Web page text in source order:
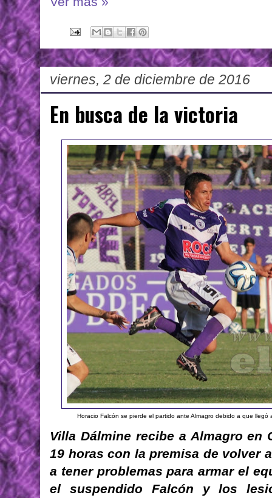
viernes, 2 de diciembre de 2016
En busca de la victoria
Horacio Falcón se pierde el partido ante Almagro debido a que
Villa Dálmine recibe a Almagro en
19 horas con la premisa de volver
a tener problemas para armar el
el suspendido Falcón y los